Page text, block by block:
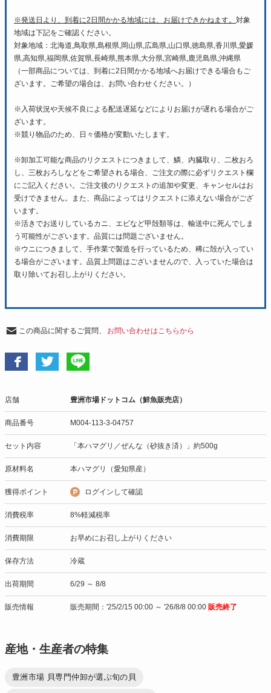
※発送日より、到着に2日間かかる地域には、お届けできかねます。 対象
地域は下記をご確認ください。
対象地域：北海道,鳥取県,島根県,岡山県,広島県,山口県,徳島県,香川県,愛媛
県,高知県,福岡県,佐賀県,長崎県,熊本県,大分県,宮崎県,鹿児島県,沖縄県
（一部商品については、到着に2日間かかる地域へお届けできる場合もご
ざいます。ご希望の場合は、お問い合わせください。）
※入荷状況や天候不良による配送遅延などによりお届けが遅れる場合がご
ざいます。
※競り物品のため、日々価格が変動いたします。
※卸加工可能な商品のリクエストにつきまして、鱗、内臓取り、二枚おろ
し、三枚おろしなどをご希望される場合、ご注文の際に必ずリクエスト欄
にご記入ください。ご注文後のリクエストの追加や変更、キャンセルはお
受けできません。また、商品によってはリクエストに添えない場合がござ
います。
※活きでお送りしているカニ、エビなど甲殻類等は、輸送中に死んでしま
う可能性がございます。品質には問題ございません。
※ウニにつきまして、手作業で製造を行っているため、稀に殻が入ってい
る場合がございます。品質上問題はございませんので、入っていた場合は
取り除いてお召し上がりください。
この商品に関するご質問、 お問い合わせはこちらから
店舗 豊洲市場ドットコム（鮮魚販売店）
商品番号 M004-113-3-04757
セット内容 「本ハマグリ／ぜんな（砂抜き済）」約500g
原材料名 本ハマグリ（愛知県産）
獲得ポイント ログインして確認
消費税率 8%軽減税率
消費期限 お早めにお召し上がりください
保存方法 冷蔵
出荷期間 6/29 ～ 8/8
販売情報 販売期間：'25/2/15 00:00 ～ '26/8/8 00:00 販売終了
産地・生産者の特集
豊洲市場 貝専門仲卸が選ぶ旬の貝